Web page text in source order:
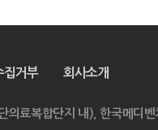
집거부 회사소개
의료복합단지 내), 한국메디